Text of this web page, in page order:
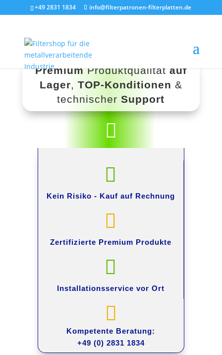
+49 2831 1834 info@filterpatronen-filterplatten.de
Premium Produktqualitätauf
Lager, TOP-Konditionen &
technischer Support


Kein Risiko - Kauf auf Rechnung

Zertifizierte Premium Produkte

Installationsservice vor Ort

Kompetente Beratung:
+49 (0) 2831 1834